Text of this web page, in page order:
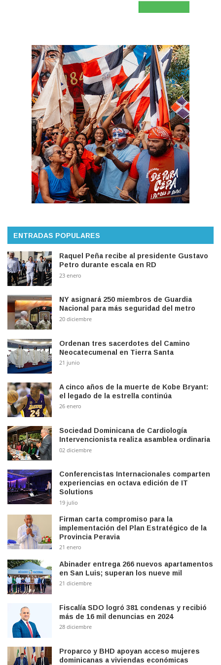
ENTRADAS POPULARES
Raquel Peña recibe al presidente Gustavo
Petro durante escala en RD
23 enero
NY asignará 250 miembros de Guardia
Nacional para más seguridad del metro
20 diciembre
Ordenan tres sacerdotes del Camino
Neocatecumenal en Tierra Santa
21 junio
A cinco años de la muerte de Kobe Bryant:
el legado de la estrella continúa
26 enero
Sociedad Dominicana de Cardiología
Intervencionista realiza asamblea ordinaria
02 diciembre
Conferencistas Internacionales comparten
experiencias en octava edición de IT
Solutions
19 julio
Firman carta compromiso para la
implementación del Plan Estratégico de la
Provincia Peravia
21 enero
Abinader entrega 266 nuevos apartamentos
en San Luis; superan los nueve mil
21 diciembre
Fiscalía SDO logró 381 condenas y recibió
más de 16 mil denuncias en 2024
28 diciembre
Proparco y BHD apoyan acceso mujeres
dominicanas a viviendas económicas